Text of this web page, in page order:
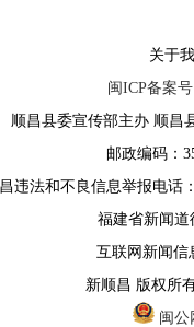
关于
闽ICP备案号
顺昌县委宣传部主办 顺昌
邮政编码：
违法和不良信息举报电话
福建省新闻道
互联网新闻信
新顺昌 版权所
闽公